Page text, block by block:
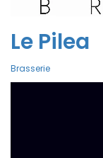
Le Pilea
Brasserie